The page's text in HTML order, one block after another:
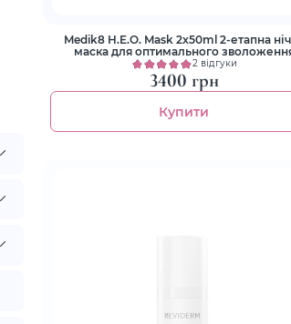
Medik8 H.E.O. Mask 2x50ml 2-етапна
маска для оптимального
2 відгуки
3400 грн
Купити